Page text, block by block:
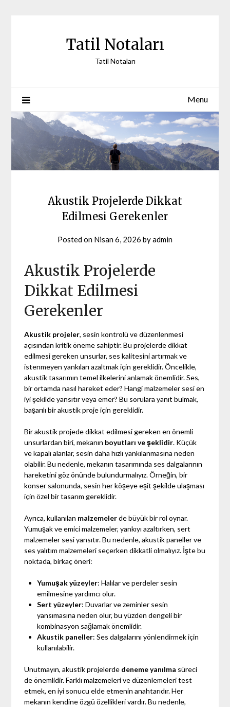
Tatil Notaları
Tatil Notaları
Menu
Akustik Projelerde Dikkat
Edilmesi Gerekenler
Posted on Nisan 6, 2026 byadmin
Akustik Projelerde
Dikkat Edilmesi
Gerekenler
Akustik projeler, sesin kontrolü ve düzenlenmesi
açısından kritik öneme sahiptir. Bu projelerde dikkat
edilmesi gereken unsurlar, ses kalitesini artırmak ve
istenmeyen yankıları azaltmak için gereklidir. Öncelikle,
akustik tasarımın temel ilkelerini anlamak önemlidir. Ses,
bir ortamda nasıl hareket eder? Hangi malzemeler sesi en
iyi şekilde yansıtır veya emer? Bu sorulara yanıt bulmak,
başarılı bir akustik proje için gereklidir.
Bir akustik projede dikkat edilmesi gereken en önemli
unsurlardan biri, mekanın boyutları ve şeklidir. Küçük
ve kapalı alanlar, sesin daha hızlı yankılanmasına neden
olabilir. Bu nedenle, mekanın tasarımında ses dalgalarının
hareketini göz önünde bulundurmalıyız. Örneğin, bir
konser salonunda, sesin her köşeye eşit şekilde ulaşması
için özel bir tasarım gereklidir.
Ayrıca, kullanılan malzemelerde büyük bir rol oynar.
Yumuşak ve emici malzemeler, yankıyı azaltırken, sert
malzemeler sesi yansıtır. Bu nedenle, akustik paneller ve
ses yalıtım malzemeleri seçerken dikkatli olmalıyız. İşte bu
noktada, birkaç öneri:
Yumuşak yüzeyler: Halılar ve perdeler sesin
emilmesine yardımcı olur.
Sert yüzeyler: Duvarlar ve zeminler sesin
yansımasına neden olur, bu yüzden dengeli bir
kombinasyon sağlamak önemlidir.
Akustik paneller: Ses dalgalarını yönlendirmek için
kullanılabilir.
Unutmayın, akustik projelerde deneme yanılma süreci
de önemlidir. Farklı malzemeleri ve düzenlemeleri test
etmek, en iyi sonucu elde etmenin anahtarıdır. Her
mekanın kendine özgü özellikleri vardır. Bu nedenle,